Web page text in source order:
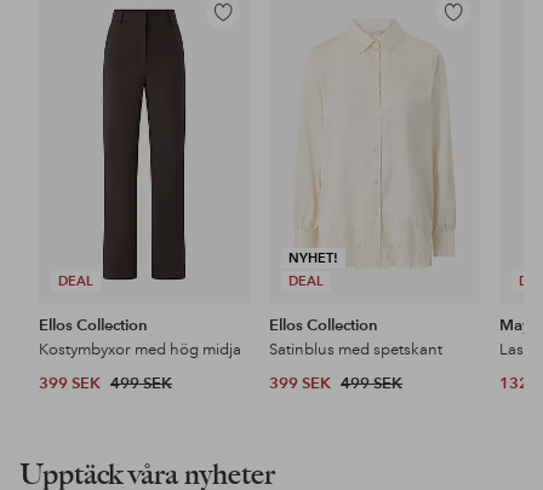
DEAL
Lägg
Ellos Collection
Kostymbyxor med hög midja
399 SEK 499 SEK
NYHET!
DEAL
Lägg
i
Ellos Collection
Satinblus med spetskant
399 SEK 499 SEK 132
Upptäck våra nyheter